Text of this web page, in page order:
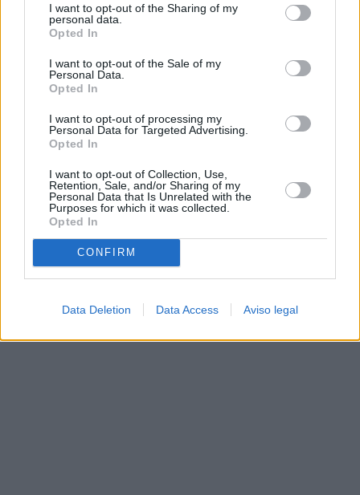
de su consentimiento, pero usted tiene el derecho de
rechazar tal procesamiento. Sus preferencias se aplicarán
cualquier momento entrando de nuevo en este sitio web o
visitando nuestra política de privacidad.
I want to opt-out of the Sharing of my
personal data.
Opted In
I want to opt-out of the Sale of my
Personal Data.
Opted In
I want to opt-out of processing my
Personal Data for Targeted Advertising.
Opted In
I want to opt-out of Collection, Use,
Retention, Sale, and/or Sharing of my
Personal Data that Is Unrelated with the
Purposes for which it was collected.
Opted In
CONFIRM
Data Deletion Data Access Aviso legal